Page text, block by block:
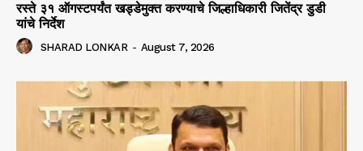
रस्ते ३१ ऑगस्टपर्यंत खड्डेमुक्त करण्याचे जिल्हाधिकारी जितेंद्र डुडी
यांचे निर्देश
SHARAD LONKAR - August 7, 2026